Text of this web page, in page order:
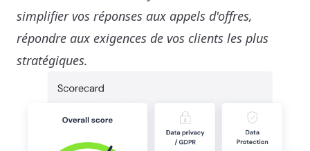
simplifier vos réponses aux appels d'offres,
répondre aux exigences de vos clients les plus
stratégiques.